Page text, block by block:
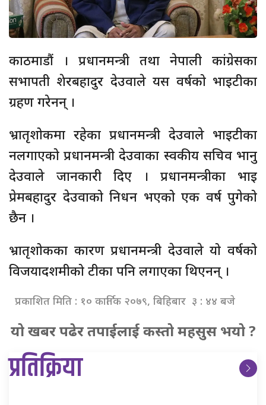
काठमाडौं । प्रधानमन्त्री तथा नेपाली कांग्रेसका
सभापती शेरबहादुर देउवाले यस वर्षको भाइटीका
ग्रहण गरेनन् ।
भ्रातृशोकमा रहेका प्रधानमन्त्री देउवाले भाइटीका
नलगाएको प्रधानमन्त्री देउवाका स्वकीय सचिव भानु
देउवाले जानकारी दिए । प्रधानमन्त्रीका भाइ
प्रेमबहादुर देउवाको निधन भएको एक वर्ष पुगेको
छैन ।
भ्रातृशोकका कारण प्रधानमन्त्री देउवाले यो वर्षको
विजयादशमीको टीका पनि लगाएका थिएनन् ।
प्रकाशित मिति : १० कार्तिक २०७९, बिहिबार ३ : ४४ बजे
यो खबर पढेर तपाईलाई कस्तो महसुस भयो ?
प्रतिक्रिया